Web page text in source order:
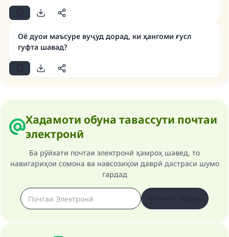
Оё дуои маъсуре вуҷуд дорад, ки ҳангоми ғусл
гуфта шавад?
Хадамоти обуна тавассути почтаи
электронӣ
Ба рӯйхати почтаи электронӣ ҳамроҳ шавед, то
навигариҳои сомона ва навсозиҳои даврӣ дастраси шумо
гардад
with your contribution today
Your support is crucial for our mission.
"A person who leads others to doing what is
good will earn the same reward as those who
Support IslamQA